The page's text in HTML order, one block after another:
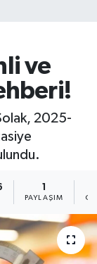
ve
2025-
1
PAYLAŞIM